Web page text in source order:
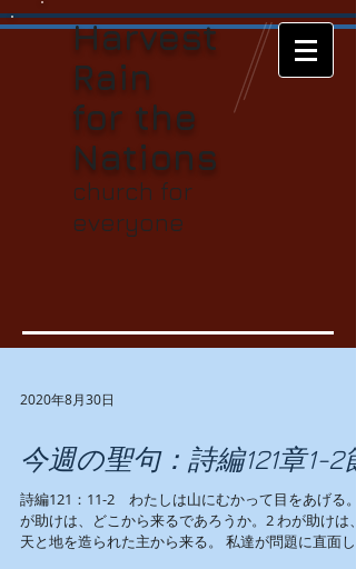
Harvest
Rain
for the
Nations
church for
everyone
2020年8月30日
今週の聖句：詩編121章1-2節
詩編121：11-2 わたしは山にむかって目をあげる。
が助けは、どこから来るであろうか。2 わが助けは、
天と地を造られた主から来る。 私達が問題に直面し